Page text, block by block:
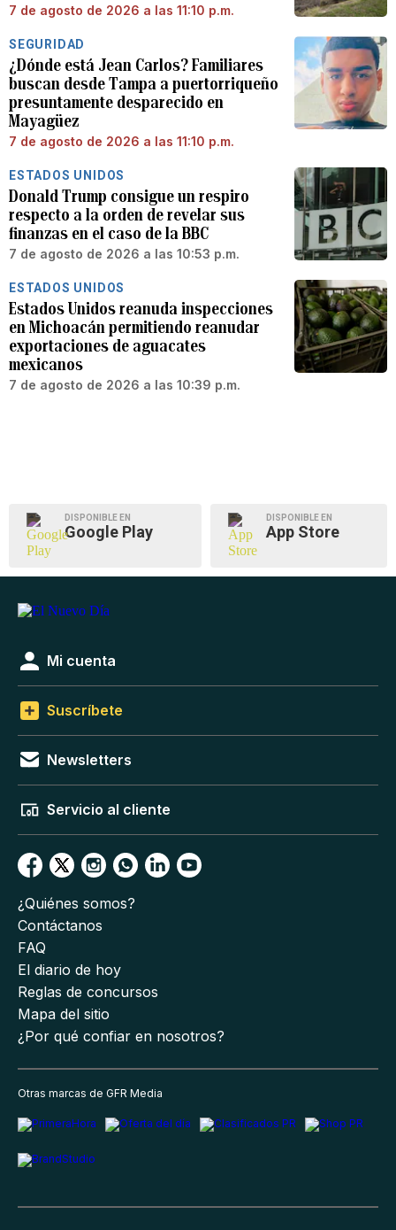
7 de agosto de 2026 a las 11:10 p.m.
SEGURIDAD
¿Dónde está Jean Carlos? Familiares
buscan desde Tampa a puertorriqueño
presuntamente desparecido en
Mayagüez
7 de agosto de 2026 a las 11:10 p.m.
ESTADOS UNIDOS
Donald Trump consigue un respiro
respecto a la orden de revelar sus
finanzas en el caso de la BBC
7 de agosto de 2026 a las 10:53 p.m.
ESTADOS UNIDOS
Estados Unidos reanuda inspecciones
en Michoacán permitiendo reanudar
exportaciones de aguacates
mexicanos
7 de agosto de 2026 a las 10:39 p.m.
DISPONIBLE EN
Google Play
DISPONIBLE EN
App Store
Mi cuenta
Suscríbete
Newsletters
Servicio al cliente
¿Quiénes somos?
Contáctanos
FAQ
El diario de hoy
Reglas de concursos
Mapa del sitio
¿Por qué confiar en nosotros?
Otras marcas de GFR Media